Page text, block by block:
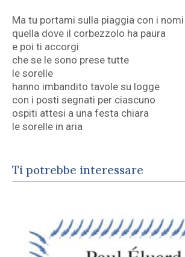
Ma tu portami sulla piaggia con i nomi
quella dove il corbezzolo ha paura
e poi ti accorgi
che se le sono prese tutte
le sorelle
hanno imbandito tavole su logge
con i posti segnati per ciascuno
ospiti attesi a una festa chiara
le sorelle in aria
Ti potrebbe interessare